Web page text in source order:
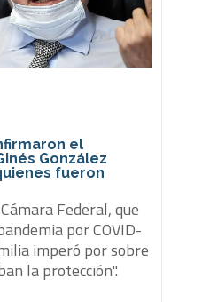
el
González
fueron
Federal, que
por COVID-
imperó por sobre
la protección".